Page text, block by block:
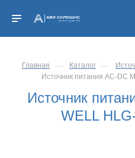
Главная — Каталог —
Источник питания AC-DC
Источник
WELL